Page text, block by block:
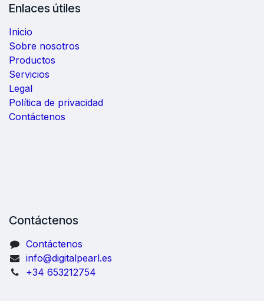
Enlaces útiles
Inicio
Sobre nosotros
Productos
Servicios
Legal
Política de privacidad
Contáctenos
Contáctenos
Contáctenos
info@digitalpearl.es
+34 653212754